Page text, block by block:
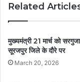
Related
मुख्यमंत्री 21 मार्च को
सूरजपुर जिले के दौरे पर
March 20, 2026